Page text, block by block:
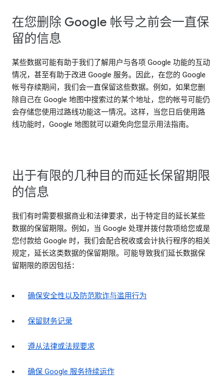
在您删除 Google 帐号之前会一直保
留的信息
某些数据可能有助于我们了解用户与各项 Google 功能的互动
情况，甚至有助于改进 Google 服务。因此，在您的 Google
帐号存续期间，我们会一直保留这些数据。例如，如果您删
除自己在 Google 地图中搜索过的某个地址，您的帐号可能仍
会存储您使用过路线功能这一情况。这样，当您日后使用路
线功能时，Google 地图就可以避免向您显示用法指南。
出于有限的几种目的而延长保留期限
的信息
我们有时需要根据商业和法律要求，出于特定目的延长某些
数据的保留期限。例如，当 Google 处理并拨付款项给您或是
您付款给 Google 时，我们会配合税收或会计执行程序的相关
规定，延长这类数据的保留期限。可能导致我们延长数据保
留期限的原因包括：
确保安全性以及防范欺诈与滥用行为
保留财务记录
遵从法律或法规要求
确保 Google 服务持续运作